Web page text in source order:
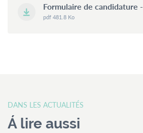
Formulaire de candidature
pdf 481.8 Ko
DANS LES ACTUALITÉS
Á lire aussi